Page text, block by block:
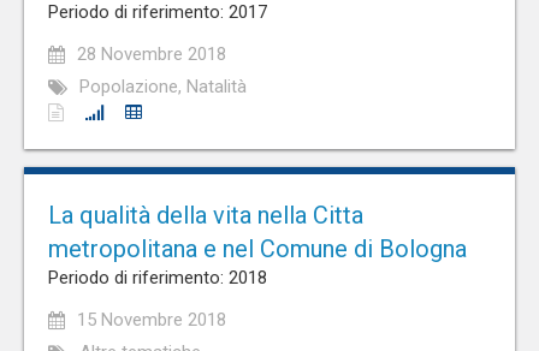
Periodo di riferimento: 2017
28 Novembre 2018
Popolazione, Natalità
La qualità della vita nella Citta
metropolitana e nel Comune di Bologna
Periodo di riferimento: 2018
15 Novembre 2018